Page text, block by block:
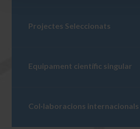
Projectes Seleccionats
Equipament científic singular
Col·laboracions internacionals